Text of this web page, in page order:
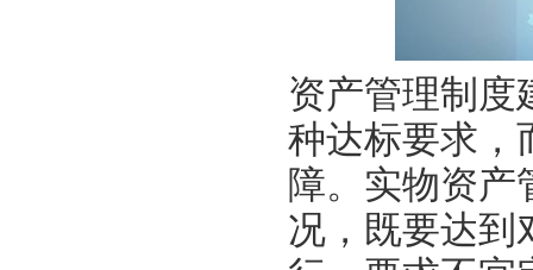
资产管理制度
种达标要求，
障。实物资产
况，既要达到